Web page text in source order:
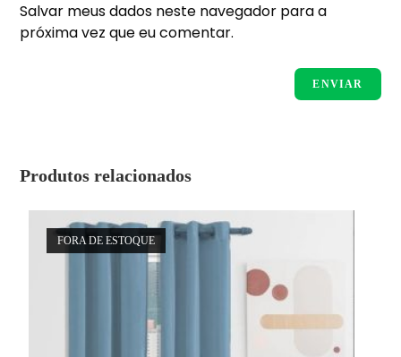
Salvar meus dados neste navegador para a
próxima vez que eu comentar.
Produtos relacionados
FORA DE ESTOQUE